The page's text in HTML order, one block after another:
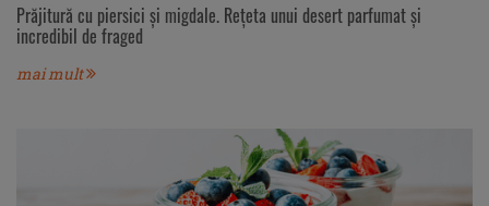
Prăjitură cu piersici și migdale. Rețeta unui desert parfumat și
incredibil de fraged
mai mult